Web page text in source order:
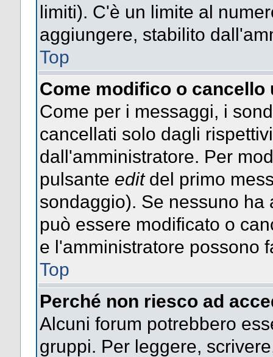
limiti). C'è un limite al
aggiungere, stabilito
Top
Come modifico o cancello
Come per i messaggi, i
cancellati solo dagli
dall'amministratore. Per
pulsante editdel primo
sondaggio). Se nessuno
può essere modificato o
e l'amministratore possono
Top
Perché non riesco ad
Alcuni forum potrebbero
gruppi. Per leggere,